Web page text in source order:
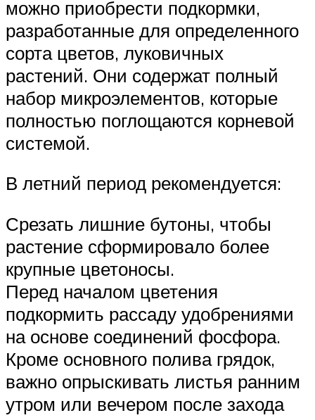
можно приобрести подкормки,
разработанные для определенного
сорта цветов, луковичных
растений. Они содержат полный
набор микроэлементов, которые
полностью поглощаются корневой
системой.
В летний период рекомендуется:
Срезать лишние бутоны, чтобы
растение сформировало более
крупные цветоносы.
Перед началом цветения
подкормить рассаду удобрениями
на основе соединений фосфора.
Кроме основного полива грядок,
важно опрыскивать листья ранним
утром или вечером после захода